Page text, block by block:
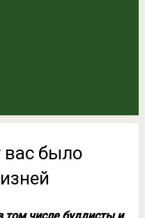
вас было